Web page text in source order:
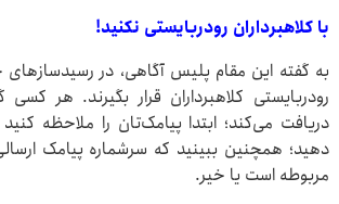
با کلاهبرداران رودربایستی نکنید!
به گفته این مقام پلیس آگاهی، در رسیدسازهای
رودربایستی کلاهبرداران قرار بگیرند. هر
دریافت می‌کند؛ ابتدا پیامک‌تان را ملاحظه
دهید؛ همچنین ببینید که سرشماره پیامک
مربوطه است یا خیر.